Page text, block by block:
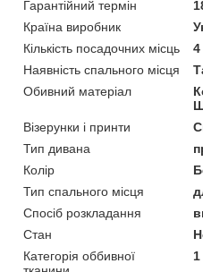
Гарантійний термін
Країна виробник
Кількість посадочних місць
4
Наявність спального місця
Обивний матеріал
Візерунки і принти
Тип дивана
Колір
Тип спального місця
Спосіб розкладання
Стан
Категорія оббивної
1